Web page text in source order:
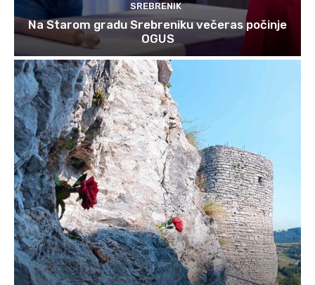
SREBRENIK
Na Starom gradu Srebreniku večeras počinje
OGUS